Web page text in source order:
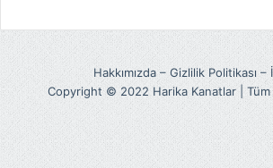
Hakkımızda – Gizlilik Politikası –
Copyright © 2022 Harika Kanatlar | Tüm